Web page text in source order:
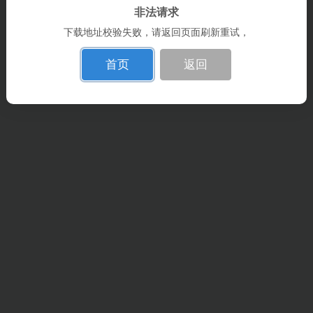
非法请求
下载地址校验失败，请返回页面刷新重试，
首页 返回